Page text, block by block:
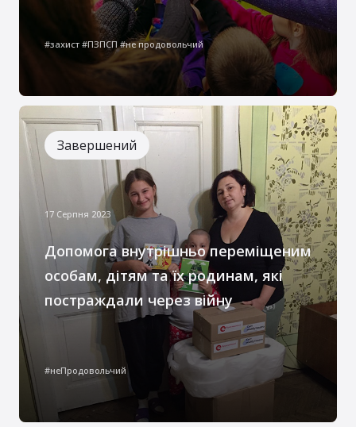
У наш час, сповнений непередбачуваних
обставин, коли військовий конфлікт ще
триває, особливо важливо приділяти
увагу найбільш беззахисним групам
#захист #ПЗПСП #не продовольчий
Завершений
17 Серпня 2023
Допомога внутрішньо переміщеним
особам, дітям та їх родинам, які
постраждали через війну
Даний проєкт мав на меті реалізувати
розповсюдження гуманітарної допомоги
для внутрішньо переміщених осіб, які
знаходяться на території Чернівецької
області.
#неПродовольчий